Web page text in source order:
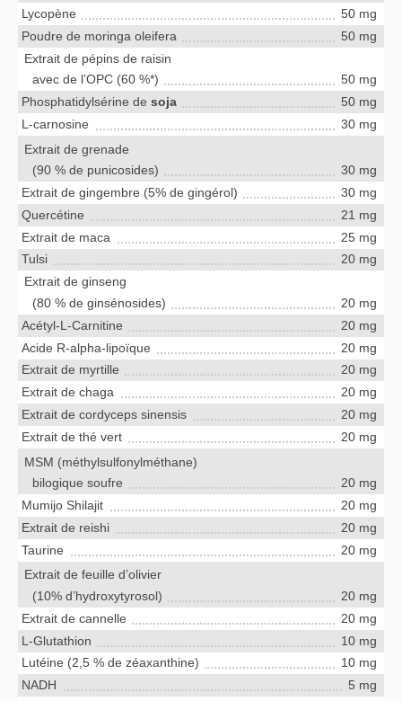
Lycopène
50 mg
Poudre de moringa oleifera
50 mg
Extrait de pépins de raisin
avec de l’OPC (60 %*)
50 mg
Phosphatidylsérine desoja
50 mg
L-carnosine
30 mg
Extrait de grenade
(90 % de punicosides)
30 mg
Extrait de gingembre (5% de gingérol)
30 mg
Quercétine
21 mg
Extrait de maca
25 mg
Tulsi
20 mg
Extrait de ginseng
(80 % de ginsénosides)
20 mg
Acétyl-L-Carnitine
20 mg
Acide R-alpha-lipoïque
20 mg
Extrait de myrtille
20 mg
Extrait de chaga
20 mg
Extrait de cordyceps sinensis
20 mg
Extrait de thé vert
20 mg
MSM (méthylsulfonylméthane)
bilogique soufre
20 mg
Mumijo Shilajit
20 mg
Extrait de reishi
20 mg
Taurine
20 mg
Extrait de feuille d’olivier
(10% d’hydroxytyrosol)
20 mg
Extrait de cannelle
20 mg
L-Glutathion
10 mg
Lutéine (2,5 % de zéaxanthine)
10 mg
NADH
5 mg